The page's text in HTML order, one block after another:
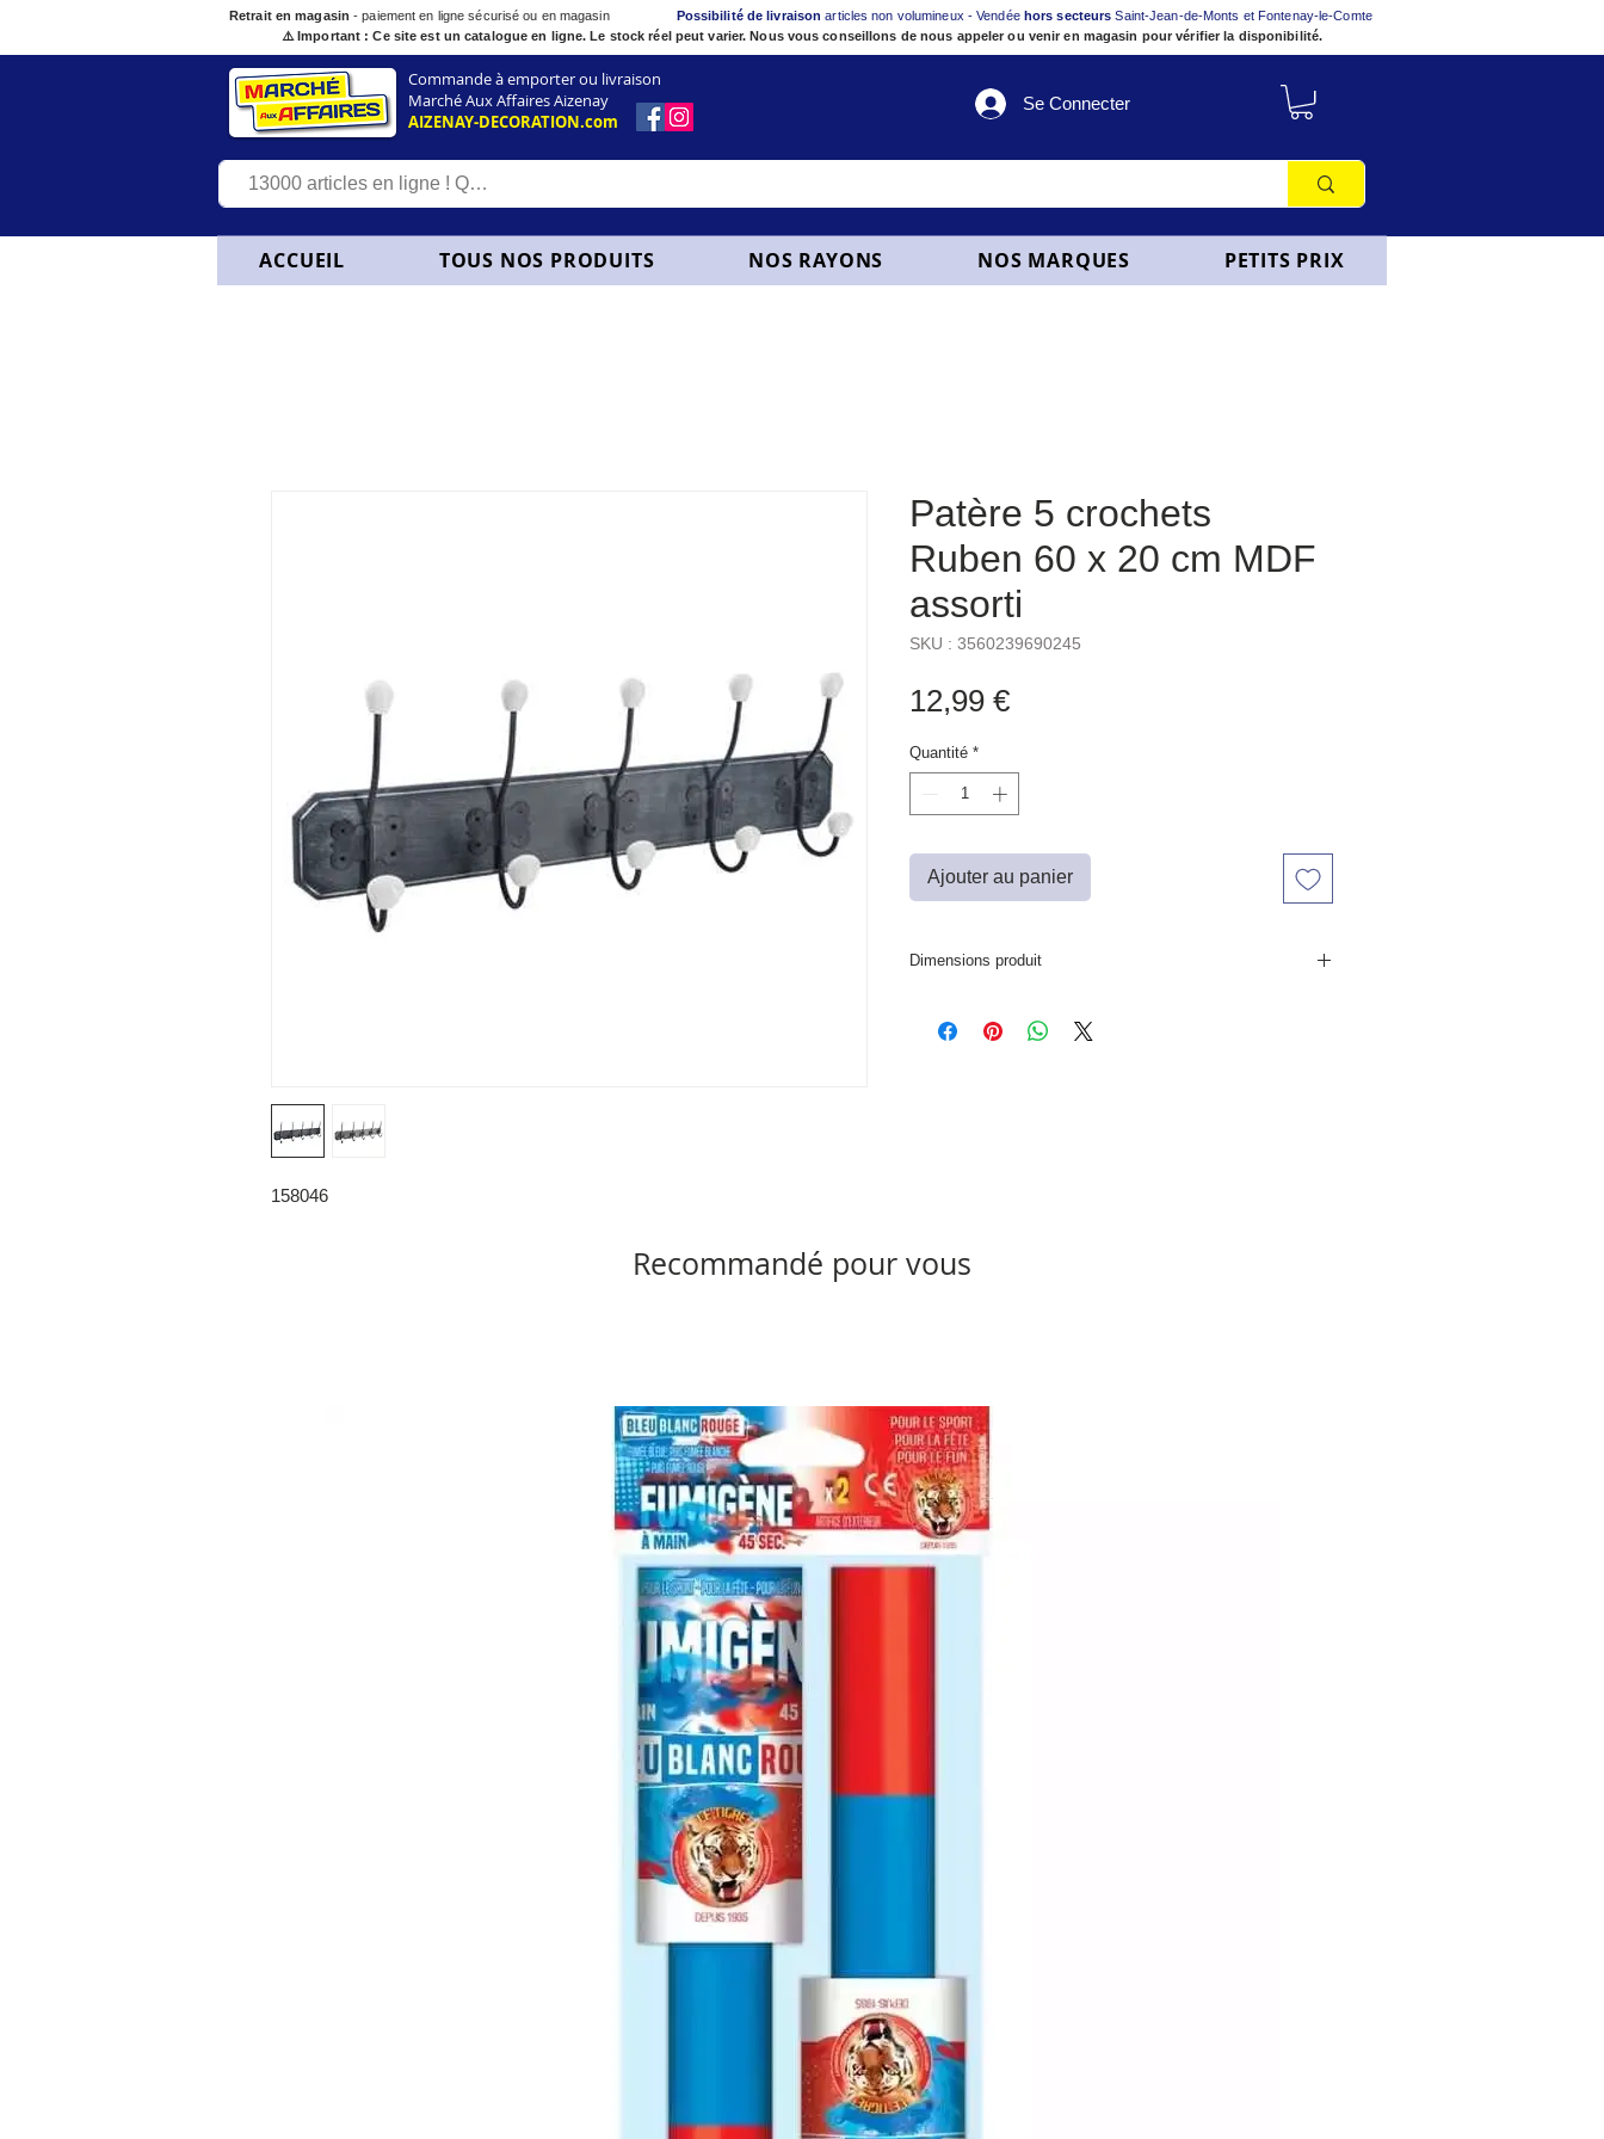
Retrait en magasin - paiement en ligne sécurisé ou en magasin Possibilité de livraisonarticles non volumineux - Vendée hors secteurs Saint-Jean-de-Monts et Fontenay-le-Comte
⚠️ Important : Ce site est un catalogue en ligne. Le stock réel peut varier. Nous vous conseillons de nous appeler ou venir en magasin pour vérifier la disponibilité.
Commande à emporter ou livraison
Marché Aux Affaires Aizenay
AIZENAY-DECORATION.com
Se Connecter
ACCUEIL TOUS NOS PRODUITS NOS RAYONS NOS MARQUES PETITS PRIX
158046
Patère 5 crochets
Ruben 60 x 20 cm MDF
assorti
SKU : 3560239690245
12,99 €Prix
Quantité *
Ajouter au panier
Dimensions produit
Recommandé pour vous